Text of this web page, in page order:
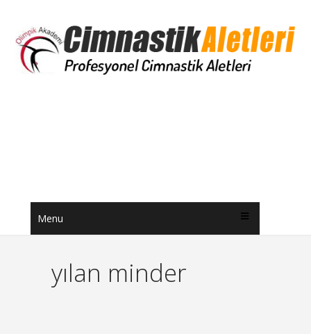
Menu
yılan minder